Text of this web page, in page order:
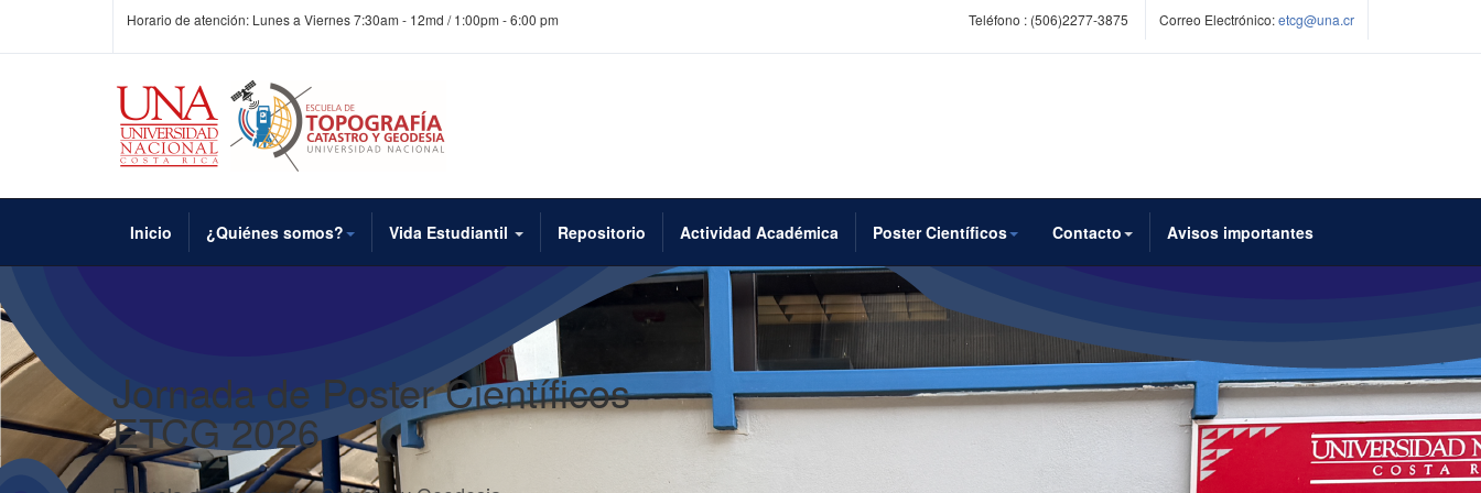
Horario de atención: Lunes a Viernes 7:30am - 12md / 1:00pm - 6:00 pm Teléfono : (506)2277-3875 Correo Electrónico:etcg@una.cr
Inicio ¿Quiénes somos? Vida Estudiantil Repositorio Actividad Académica Poster Científicos Contacto Avisos importantes
Jornada de Poster Científicos
ETCG 2026